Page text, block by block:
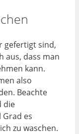
gefertigt sind,
aus, dass man
kann.
also
Beachte
die
Grad es
zu waschen.